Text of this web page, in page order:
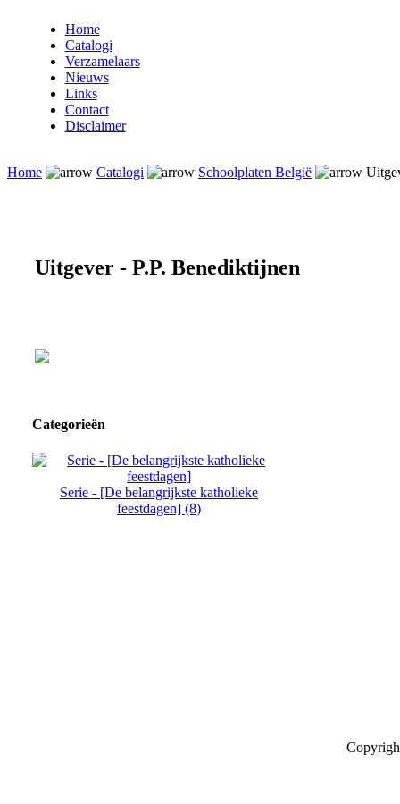
Home
Catalogi
Verzamelaars
Nieuws
Links
Contact
Disclaimer
Home Catalogi Schoolplaten België
Uitgever - P.P. Benediktijnen
Categorieën
Serie - [De belangrijkste katholieke
feestdagen] (8)